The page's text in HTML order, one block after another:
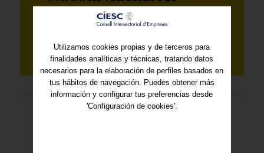
Utilizamos cookies propias y de terceros para
finalidades analíticas y técnicas, tratando datos
necesarios para la elaboración de perfiles basados en
tus hábitos de navegación. Puedes obtener más
información y configurar tus preferencias desde
'Configuración de cookies'.